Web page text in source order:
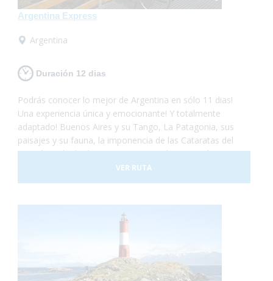
Argentina Express
Argentina
Duración 12 dias
Podrás conocer lo mejor de Argentina en sólo 11 dias!
Una experiencia única y emocionante! Y totalmente
adaptado! Buenos Aires y su Tango, La Patagonia, sus
paisajes y su fauna, la imponencia de las Cataratas del
Iguazú, tradición, historia, gastronomía y naturaleza,
todo se conjuga para hacer de este viaje una vivencia
inolvidable! Anímate a sumergirte en este maravilloso
VER RUTA